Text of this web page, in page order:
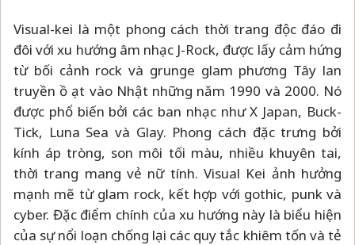
Visual-kei là một phong cách thời trang độc đáo đi
đôi với xu hướng âm nhạc J-Rock, được lấy cảm hứng
từ bối cảnh rock và grunge glam phương Tây lan
truyền ồ ạt vào Nhật những năm 1990 và 2000. Nó
được phổ biến bởi các ban nhạc như X Japan, Buck-
Tick, Luna Sea và Glay. Phong cách đặc trưng bởi
kính áp tròng, son môi tối màu, nhiều khuyên tai,
thời trang mang vẻ nữ tính. Visual Kei ảnh hưởng
mạnh mẽ từ glam rock, kết hợp với gothic, punk và
cyber. Đặc điểm chính của xu hướng này là biểu hiện
của sự nổi loạn chống lại các quy tắc khiêm tốn và tẻ